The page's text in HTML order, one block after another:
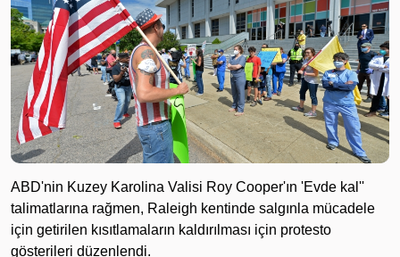
ABD'nin Kuzey Karolina Valisi Roy Cooper'ın 'Evde kal''
talimatlarına rağmen, Raleigh kentinde salgınla mücadele
için getirilen kısıtlamaların kaldırılması için protesto
gösterileri düzenlendi.